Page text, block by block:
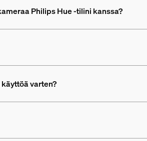
Philips Hue -tilini kanssa?
varten?